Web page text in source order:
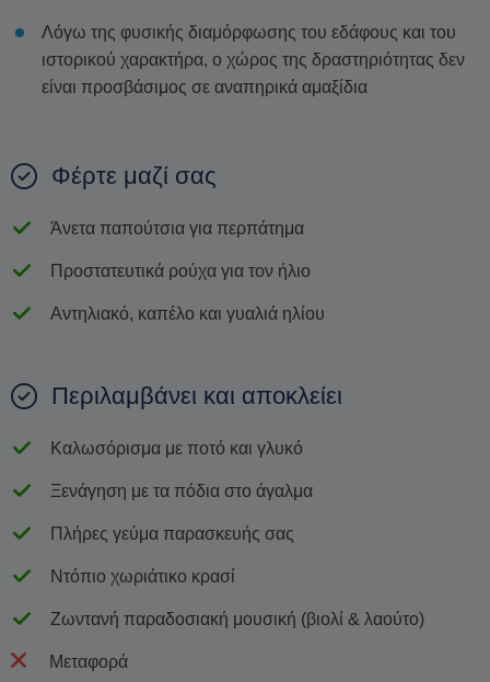
Λόγω της φυσικής διαμόρφωσης του εδάφους και του
ιστορικού χαρακτήρα, ο χώρος της δραστηριότητας δεν
είναι προσβάσιμος σε αναπηρικά αμαξίδια
Φέρτε μαζί σας
Άνετα παπούτσια για περπάτημα
Προστατευτικά ρούχα για τον ήλιο
Αντηλιακό, καπέλο και γυαλιά ηλίου
Περιλαμβάνει και αποκλείει
Καλωσόρισμα με ποτό και γλυκό
Ξενάγηση με τα πόδια στο άγαλμα
Πλήρες γεύμα παρασκευής σας
Ντόπιο χωριάτικο κρασί
Ζωντανή παραδοσιακή μουσική (βιολί & λαούτο)
Μεταφορά